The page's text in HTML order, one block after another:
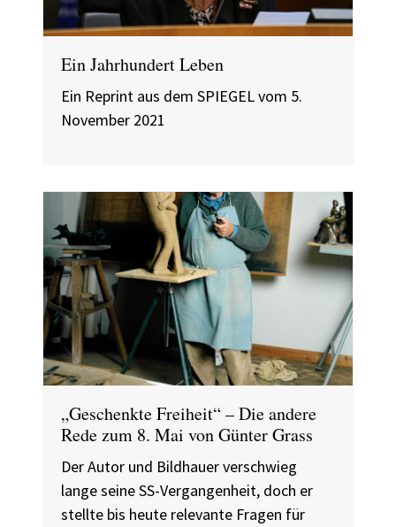
Ein Jahrhundert Leben
Ein Reprint aus dem SPIEGEL vom 5.
November 2021
„Geschenkte Freiheit“ – Die andere
Rede zum 8. Mai von Günter Grass
Der Autor und Bildhauer verschwieg
lange seine SS-Vergangenheit, doch er
stellte bis heute relevante Fragen für